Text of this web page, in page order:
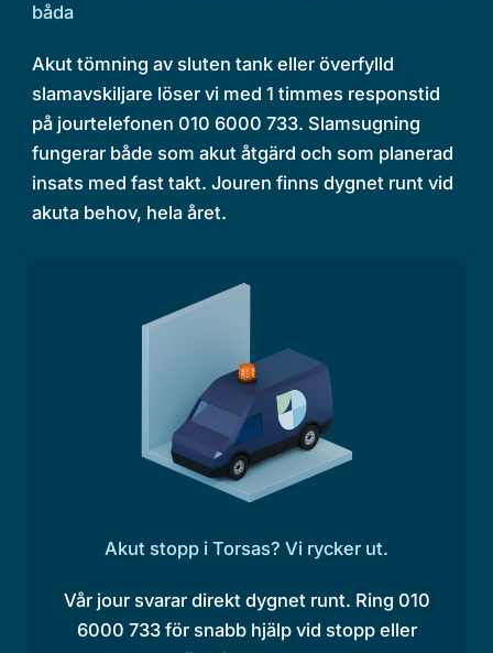
båda
Akut tömning av sluten tank eller överfylld
slamavskiljare löser vi med 1 timmes responstid
på jourtelefonen 010 6000 733. Slamsugning
fungerar både som akut åtgärd och som planerad
insats med fast takt. Jouren finns dygnet runt vid
akuta behov, hela året.
Akut stopp i Torsas? Vi rycker ut.
Vår jour svarar direkt dygnet runt. Ring 010
6000 733 för snabb hjälp vid stopp eller